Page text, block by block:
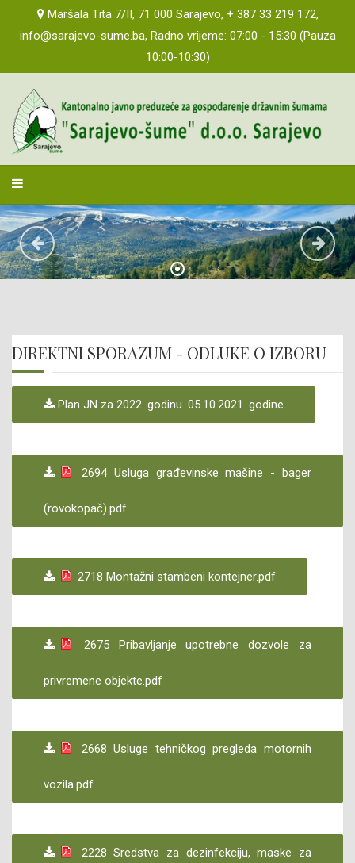
Maršala Tita 7/II, 71 000 Sarajevo, + 387 33 219 172,
info@sarajevo-sume.ba, Radno vrijeme: 07:00 - 15:30 (Pauza
10:00-10:30)
DIREKTNI SPORAZUM - ODLUKE O IZBORU
Plan JN za 2022. godinu. 05.10.2021. godine
2694 Usluga građevinske mašine - bager
(rovokopač).pdf
2718 Montažni stambeni kontejner.pdf
2675 Pribavljanje upotrebne dozvole za
privremene objekte.pdf
2668 Usluge tehničkog pregleda motornih
vozila.pdf
2228 Sredstva za dezinfekciju, maske za